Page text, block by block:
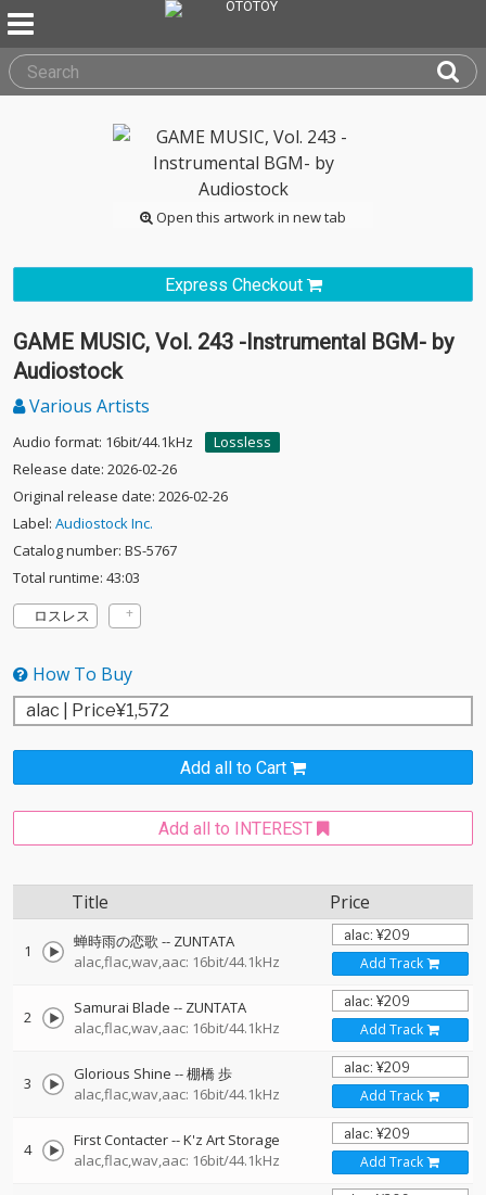
Open this artwork in new tab
Express Checkout
GAME MUSIC, Vol. 243 -Instrumental BGM- by
Audiostock
Various Artists
Audio format: 16bit/44.1kHz
Lossless
Release date: 2026-02-26
Original release date: 2026-02-26
Label: Audiostock Inc.
Catalog number: BS-5767
Total runtime: 43:03
ロスレス
How To Buy
Add all to Cart
Add all to INTEREST
Title Price
1 蝉時雨の恋歌 -- ZUNTATA
alac,flac,wav,aac: 16bit/44.1kHz
Add Track
2 Samurai Blade -- ZUNTATA
alac,flac,wav,aac: 16bit/44.1kHz
Add Track
3 Glorious Shine --棚橋 歩
alac,flac,wav,aac: 16bit/44.1kHz
Add Track
4 First Contacter--K'z Art Storage
alac,flac,wav,aac: 16bit/44.1kHz
Add Track